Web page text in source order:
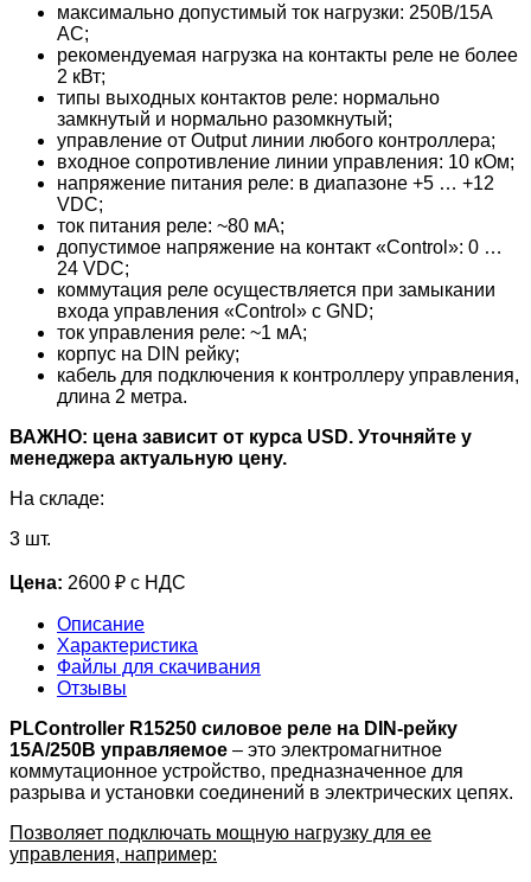
максимально допустимый ток нагрузки: 250В/15А
AC;
рекомендуемая нагрузка на контакты реле не более
2 кВт;
типы выходных контактов реле: нормально
замкнутый и нормально разомкнутый;
управление от Output линии любого контроллера;
входное сопротивление линии управления: 10 кОм;
напряжение питания реле: в диапазоне +5 … +12
VDC;
ток питания реле: ~80 мА;
допустимое напряжение на контакт «Control»: 0 …
24 VDC;
коммутация реле осуществляется при замыкании
входа управления «Control» с GND;
ток управления реле: ~1 мА;
корпус на DIN рейку;
кабель для подключения к контроллеру управления,
длина 2 метра.
ВАЖНО: цена зависит от курса USD. Уточняйте у
менеджера актуальную цену.
На складе:
3 шт.
Цена: 2600 ₽ с НДС
Описание
Характеристика
Файлы для скачивания
Отзывы
PLController R15250 силовое реле на DIN-рейку
15A/250В управляемое – это электромагнитное
коммутационное устройство, предназначенное для
разрыва и установки соединений в электрических цепях.
Позволяет подключать мощную нагрузку для ее
управления, например: